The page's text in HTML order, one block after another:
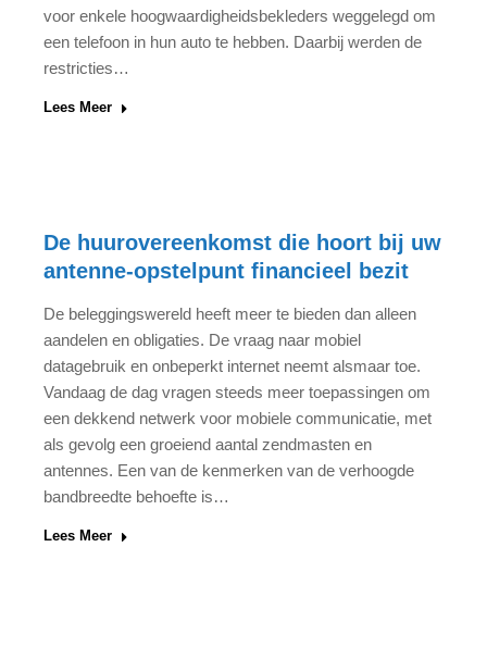
voor enkele hoogwaardigheidsbekleders weggelegd om
een telefoon in hun auto te hebben. Daarbij werden de
restricties…
Lees Meer
De huurovereenkomst die hoort bij uw
antenne-opstelpunt financieel bezit
De beleggingswereld heeft meer te bieden dan alleen
aandelen en obligaties. De vraag naar mobiel
datagebruik en onbeperkt internet neemt alsmaar toe.
Vandaag de dag vragen steeds meer toepassingen om
een dekkend netwerk voor mobiele communicatie, met
als gevolg een groeiend aantal zendmasten en
antennes. Een van de kenmerken van de verhoogde
bandbreedte behoefte is…
Lees Meer